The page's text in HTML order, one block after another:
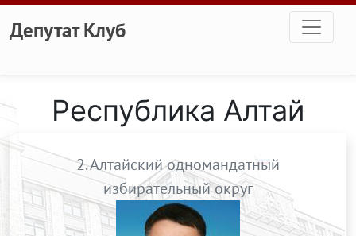
Перейти к основному содержанию
Депутат Клуб
Республика Алтай
2. Алтайский одномандатный
избирательный округ